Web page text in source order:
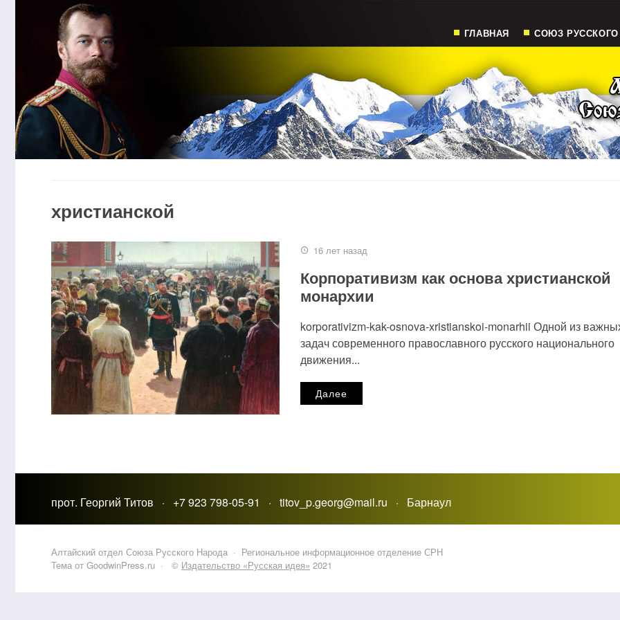
ГЛАВНАЯ СОЮЗ
христианской
16 лет назад
Корпоративизм как основа христианской
монархии
korporativizm-kak-osnova-xristianskoi-monarhii Одной из
задач современного православного русского национального
движения...
Далее
прот. Георгий Титов · +7 923 798-05-91 · titov_p.georg@mail.ru · Барнаул
Алтайский отдел Союза Русского Народа · Региональное информационное отделение СРН
Тема от GoodwinPress.ru · © Издательство «Русская идея» 2021